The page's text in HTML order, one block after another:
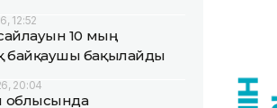
12:52
10 мың
байқаушы бақылайды
20:04
облысында